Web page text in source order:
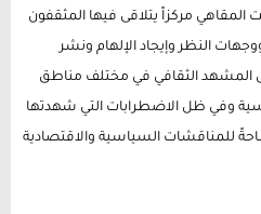
المقاهي مركزاً يتلاقى فيها المثقفون
النظر وإيجاد الإلهام ونشر
المشهد الثقافي في مختلف مناطق
وفي ظل الاضطرابات التي شهدتها
للمناقشات السياسية والاقتصادية